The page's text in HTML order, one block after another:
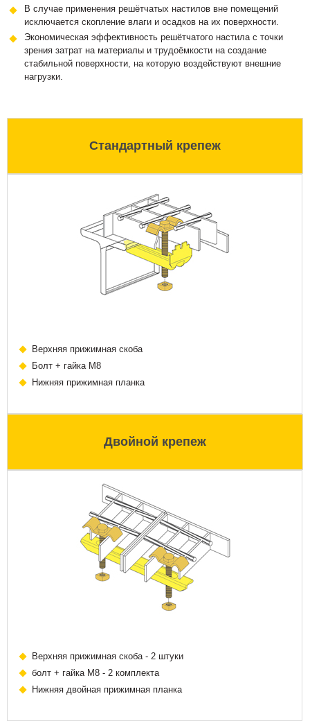
В случае применения решётчатых настилов вне помещений
исключается скопление влаги и осадков на их поверхности.
Экономическая эффективность решётчатого настила с точки
зрения затрат на материалы и трудоёмкости на создание
стабильной поверхности, на которую воздействуют внешние
нагрузки.
Стандартный крепеж
Верхняя прижимная скоба
Болт + гайка М8
Нижняя прижимная планка
Двойной крепеж
Верхняя прижимная скоба - 2 штуки
болт + гайка М8 - 2 комплекта
Нижняя двойная прижимная планка